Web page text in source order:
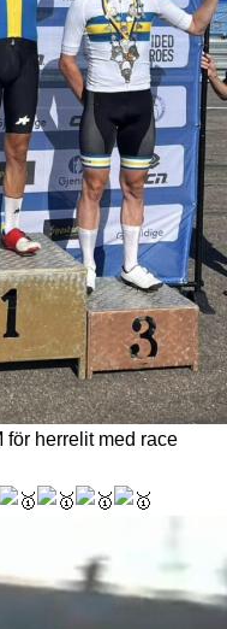
herrelit med race